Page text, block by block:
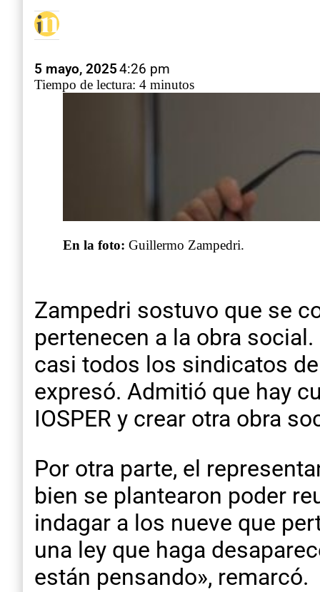
5 mayo, 20254:26 pm
Tiempo de lectura: 4 minutos
En la foto: Guillermo Zampedri.
Zampedri sostuvo que se
pertenecen a la obra
casi todos los sindicatos
expresó. Admitió que hay
IOSPER y crear otra obra
Por otra parte, el
bien se plantearon poder
indagar a los nueve que
una ley que haga
están pensando», remarcó.